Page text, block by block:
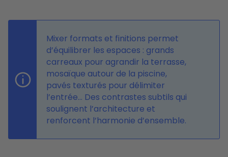
Mixer formats et finitions permet
d’équilibrer les espaces : grands
carreaux pour agrandir la terrasse,
mosaïque autour de la piscine,
pavés texturés pour délimiter
l’entrée… Des contrastes subtils qui
soulignent l’architecture et
renforcent l’harmonie d’ensemble.